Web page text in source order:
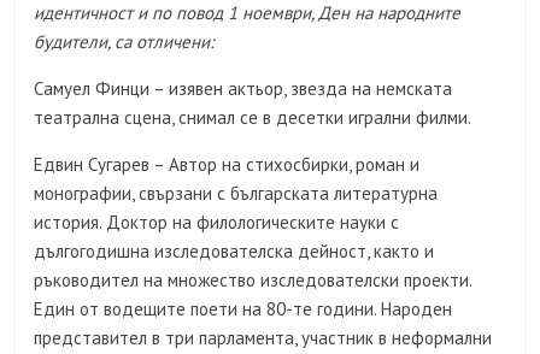
идентичност и по повод 1 ноември, Ден на народните
будители, са отличени:
Самуел Финци – изявен актьор, звезда на немската
театрална сцена, снимал се в десетки игрални филми.
Едвин Сугарев – Автор на стихосбирки, роман и
монографии, свързани с българската литературна
история. Доктор на филологическите науки с
дългогодишна изследователска дейност, както и
ръководител на множество изследователски проекти.
Един от водещите поети на 80-те години. Народен
представител в три парламента, участник в неформални